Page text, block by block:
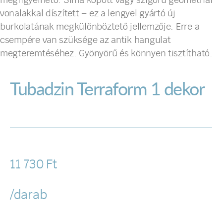
vonalakkal díszített – ez a lengyel gyártó új
burkolatának megkülönböztető jellemzője. Erre a
csempére van szüksége az antik hangulat
megteremtéséhez. Gyönyörű és könnyen tisztítható.
Tubadzin Terraform 1 dekor
11 730 Ft
/darab